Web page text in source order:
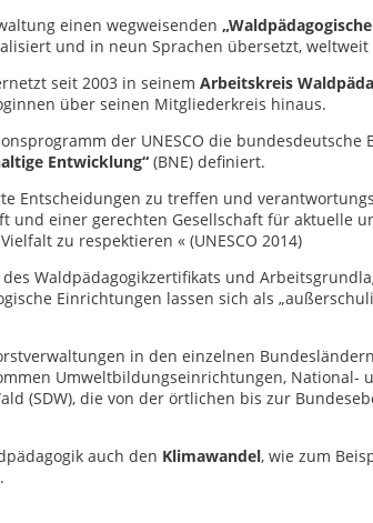
einen wegweisenden
und in neun Sprachen übersetzt, weltweit
seit 2003 in seinem Arbeitskreis
über seinen Mitgliederkreis hinaus.
der UNESCO die
Entwicklung“ (BNE) definiert.
Entscheidungen zu treffen und
und einer gerechten Gesellschaft für aktuelle
zu respektieren « (UNESCO 2014)
Waldpädagogikzertifikats und
Einrichtungen lassen sich als
in den einzelnen
Umweltbildungseinrichtungen, National-
(SDW), die von der örtlichen bis zur
auch den Klimawandel, wie zum